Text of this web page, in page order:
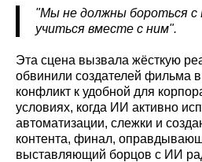
"Мы не должны бороться
учиться вместе с ним".
Эта сцена вызвала жёсткую
обвинили создателей фильма
конфликт к удобной для
условиях, когда ИИ активно
автоматизации, слежки и
контента, финал,
выставляющий борцов с ИИ